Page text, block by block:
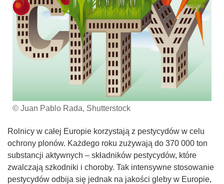
© Juan Pablo Rada, Shutterstock
Rolnicy w całej Europie korzystają z pestycydów w celu
ochrony plonów. Każdego roku zużywają do 370 000 ton
substancji aktywnych – składników pestycydów, które
zwalczają szkodniki i choroby. Tak intensywne stosowanie
pestycydów odbija się jednak na jakości gleby w Europie,